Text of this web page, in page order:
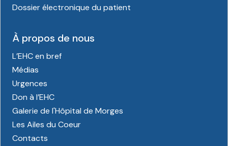
Dossier électronique du patient
À propos de nous
L’EHC en bref
Médias
Urgences
Don à l’EHC
Galerie de l'Hôpital de Morges
Les Ailes du Coeur
Contacts